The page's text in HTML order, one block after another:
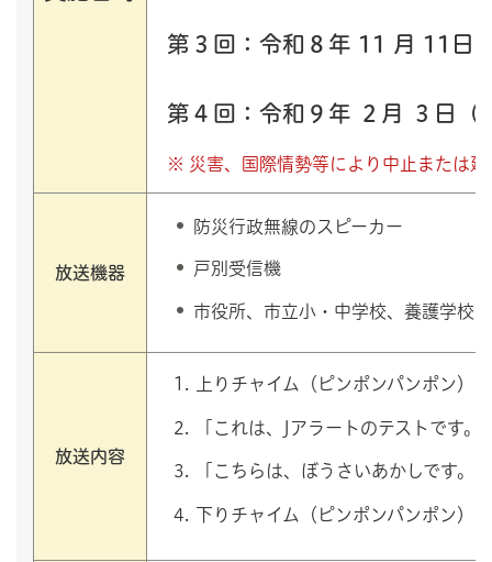
第３回： 令和８年 11 月 11日
第４回： 令和９年 ２月 ３日（
※ 災害、国際情勢等により中止または
放送機器
防災行政無線のスピーカー
戸別受信機
市役所、市立小・中学校、養護学校
放送内容
上りチャイム（ピンポンパンポン）
「これは、Jアラートのテストです
「こちらは、ぼうさいあかしです。」
下りチャイム（ピンポンパンポン）